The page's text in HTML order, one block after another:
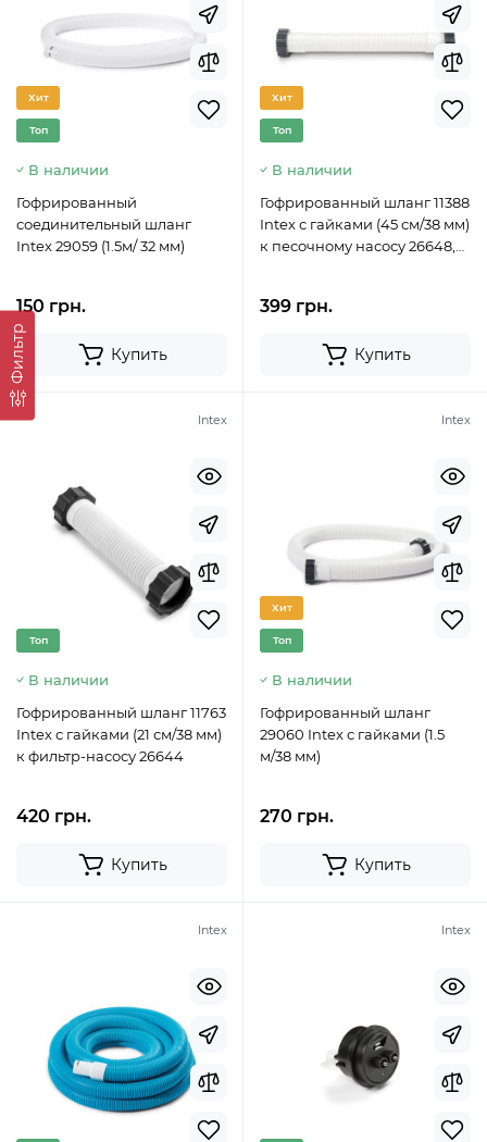
Фильтр
Хит
Топ
В наличии
Гофрированный
соединительный шланг
Intex 29059 (1.5м/ 32 мм)
150 грн.
Купить
Хит
Топ
В наличии
Гофрированный шланг 11388
Intex с гайками (45 см/38 мм)
к песочному насосу 26648,
399 грн.
Купить
Intex
Топ
В наличии
Гофрированный шланг 11763
Intex с гайками (21 см/38 мм)
к фильтр-насосу 26644
420 грн.
Купить
Intex
Хит
Топ
В наличии
Гофрированный шланг
29060 Intex с гайками (1.5
м/38 мм)
270 грн.
Купить
Intex Intex